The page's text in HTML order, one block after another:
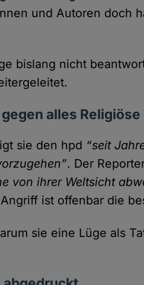
und Autoren doch
bislang nicht
alles
sie den hpd “seit
. Der
von ihrer Welt­sicht
Angriff ist offenbar die
sie eine Lüge als